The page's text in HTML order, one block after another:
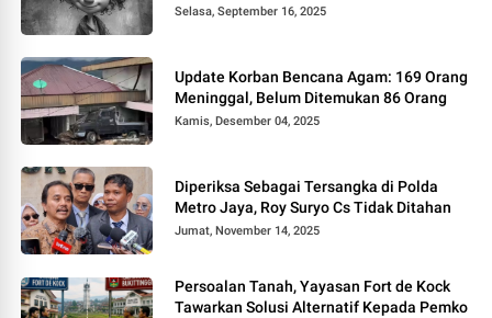
Selasa, September 16, 2025
Update Korban Bencana Agam: 169 Orang
Meninggal, Belum Ditemukan 86 Orang
Kamis, Desember 04, 2025
Diperiksa Sebagai Tersangka di Polda
Metro Jaya, Roy Suryo Cs Tidak Ditahan
Jumat, November 14, 2025
Persoalan Tanah, Yayasan Fort de Kock
Tawarkan Solusi Alternatif Kepada Pemko